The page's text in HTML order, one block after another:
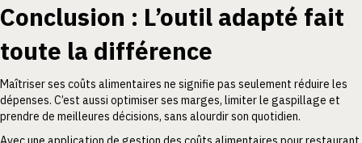
Conclusion : L’outil adapté fait
toute la différence
Maîtriser ses coûts alimentaires ne signifie pas seulement réduire les
dépenses. C’est aussi optimiser ses marges, limiter le gaspillage et
prendre de meilleures décisions, sans alourdir son quotidien.